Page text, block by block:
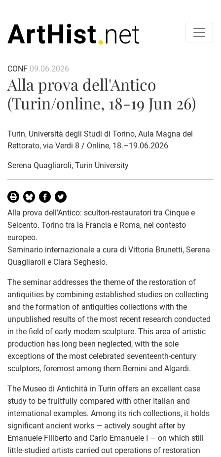
CONF 09.06.2026
Alla prova dell'Antico
(Turin/online, 18-19 Jun 26)
Turin, Università degli Studi di Torino, Aula Magna del
Rettorato, via Verdi 8 / Online, 18.–19.06.2026
Serena Quagliaroli, Turin University
Alla prova dell’Antico: scultori-restauratori tra Cinque e
Seicento. Torino tra la Francia e Roma, nel contesto
europeo.
Seminario internazionale a cura di Vittoria Brunetti, Serena
Quagliaroli e Clara Seghesio.
The seminar addresses the theme of the restoration of
antiquities by combining established studies on collecting
and the formation of antiquities collections with the
unpublished results of the most recent research conducted
in the field of early modern sculpture. This area of artistic
production has long been neglected, with the sole
exceptions of the most celebrated seventeenth-century
sculptors, foremost among them Bernini and Algardi.
The Museo di Antichità in Turin offers an excellent case
study to be fruitfully compared with other Italian and
international examples. Among its rich collections, it holds
significant ancient works — actively sought after by
Emanuele Filiberto and Carlo Emanuele I — on which still
little-studied artists carried out operations of restoration